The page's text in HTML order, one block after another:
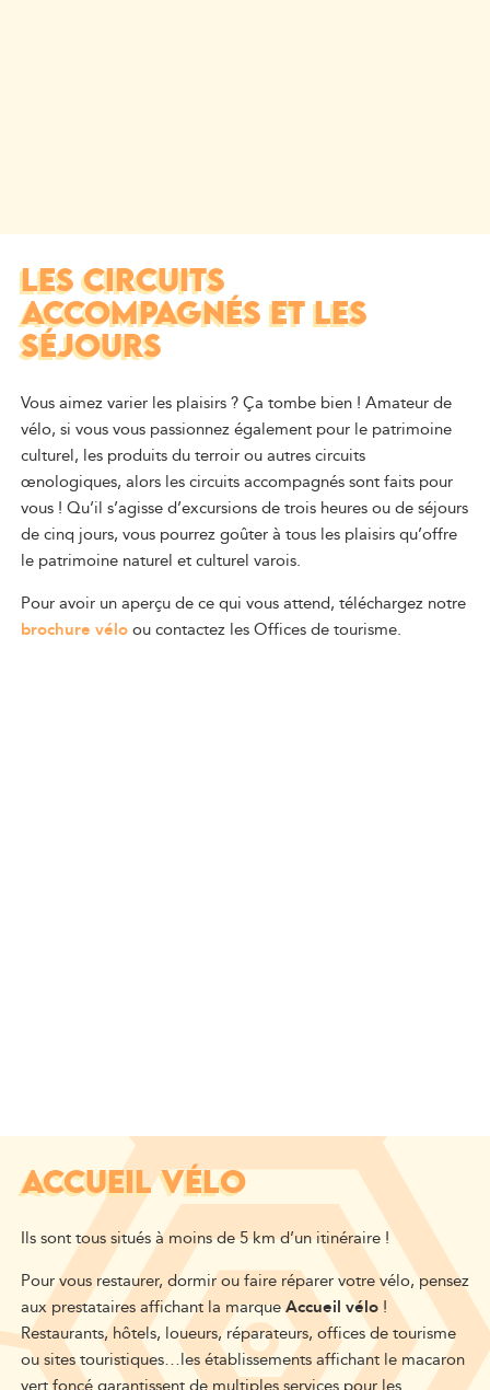
LES CIRCUITS
ACCOMPAGNÉS ET LES
SÉJOURS
Vous aimez varier les plaisirs ? Ça tombe bien ! Amateur de
vélo, si vous vous passionnez également pour le patrimoine
culturel, les produits du terroir ou autres circuits
œnologiques, alors les circuits accompagnés sont faits pour
vous ! Qu’il s’agisse d’excursions de trois heures ou de séjours
de cinq jours, vous pourrez goûter à tous les plaisirs qu’offre
le patrimoine naturel et culturel varois.
Pour avoir un aperçu de ce qui vous attend, téléchargez notre
brochure véloou contactez les Offices de tourisme.
ACCUEIL VÉLO
Ils sont tous situés à moins de 5 km d’un itinéraire !
Pour vous restaurer, dormir ou faire réparer votre vélo, pensez
aux prestataires affichant la marqueAccueil vélo!
Restaurants, hôtels, loueurs, réparateurs, offices de tourisme
ou sites touristiques…les établissements affichant le macaron